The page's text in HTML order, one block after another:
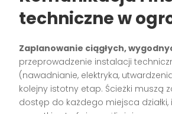
techniczne w
Zaplanowanie ciągłych,
przeprowadzenie instalacji
(nawadnianie, elektryka,
kolejny istotny etap. Ścieżki muszą
dostęp do każdego miejsca działki,